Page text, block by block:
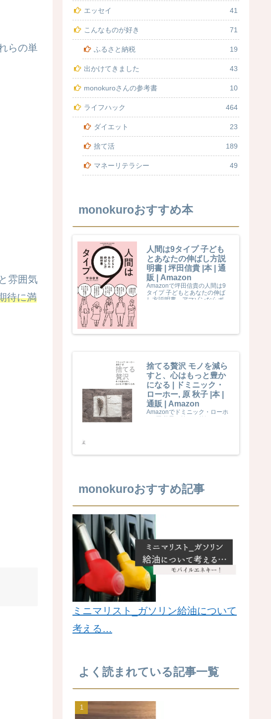
らの単
雰囲気
待に満
エッセイ 41
こんなものが好き 71
ふるさと納税 19
出かけてきました 43
monokuroさんの参考書 10
ライフハック 464
ダイエット 23
捨て活 189
マネーリテラシー 49
monokuroおすすめ本
人間は9タイプ 子ども
とあなたの伸ばし方説
明書 | 坪田信貴 |本 | 通
販 | Amazon
Amazonで坪田信貴の人間は9
タイプ 子どもとあなたの伸ば
し方説明書。アマゾンならポイ
し方説明書もアマゾン配送商品
捨てる贅沢 モノを減ら
すと、心はもっと豊か
になる | ドミニック・
ローホー, 原 秋子 |本 |
通販 | Amazon
Amazonでドミニック・ローホ
対象商品は当日お届けも可能。
monokuroおすすめ記事
ミニマリスト_ガソリン給油について
考える…
よく読まれている記事一覧